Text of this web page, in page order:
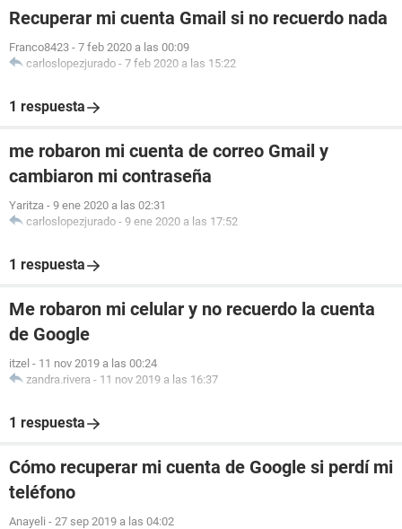
Recuperar mi cuenta Gmail si no recuerdo nada
Franco8423 - 7 feb 2020 a las 00:09
carloslopezjurado - 7 feb 2020 a las 15:22
1 respuesta
me robaron mi cuenta de correo Gmail y
cambiaron mi contraseña
Yaritza - 9 ene 2020 a las 02:31
carloslopezjurado - 9 ene 2020 a las 17:52
1 respuesta
Me robaron mi celular y no recuerdo la cuenta
de Google
itzel - 11 nov 2019 a las 00:24
zandra.rivera - 11 nov 2019 a las 16:37
1 respuesta
Cómo recuperar mi cuenta de Google si perdí mi
teléfono
Anayeli - 27 sep 2019 a las 04:02